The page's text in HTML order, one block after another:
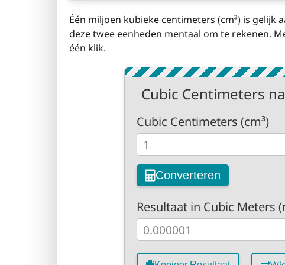
Één miljoen kubieke centimeters (cm³) is gelijk
deze twee eenheden mentaal om te rekenen.
één klik.
Cubic Centimeters
Cubic Centimeters (cm³)
Converteren
Resultaat in Cubic Meters